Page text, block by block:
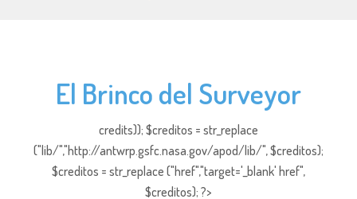
El Brinco del Surveyor
credits)); $creditos = str_replace
("lib/","http://antwrp.gsfc.nasa.gov/apod/lib/", $creditos);
$creditos = str_replace ("href","target='_blank' href",
$creditos); ?>